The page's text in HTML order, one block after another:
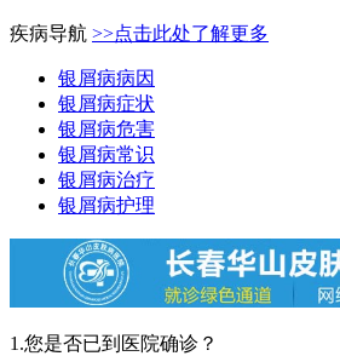
疾病导航 >>点击此处了解更多
银屑病病因
银屑病症状
银屑病危害
银屑病常识
银屑病治疗
银屑病护理
1.您是否已到医院确诊？